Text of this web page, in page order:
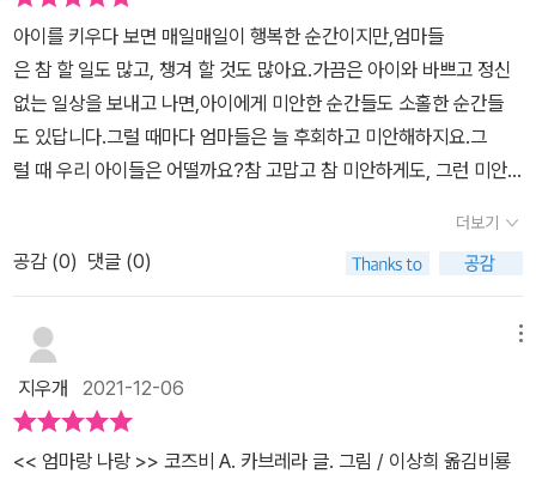
기.''그다음엔 물 마시기!' 내가 말해요.모녀간에 주고받는 첫 대화예
요. 비 온다고 하니 장화와 물웅덩이의 날이라고 대답하는 엄마의 대
답이 인상적이었습니다. 저는 비 온다고 하면 아이랑 우산 준비해야
겠다! 이렇게 이야기했는데, 장화와 물웅덩이의 날이라니! 저도 저렇
게 이야기해 봐야겠단 생각이 들었어요. 비 오는 날이 더 즐겁게 느껴
지는 것 같아서요.난 엄마 의자를 가리켜요.엄마가 싱긋 웃어요.난 엄
마한테 진분홍색 머리핀을 꽂아 줘요. 엄마 원피스와 아주 잘 어울려
요. 엄마는 그 머리핀을 진달래꽃이라고 불러요.엄마가 먼저 딸의 머
차곡차곡 쌓아온 따뜻함이 느껴지는 대목이었어요.구멍은 나뭇가지
가 났던 곳.둥지는 겨울을 나러 간 새들이 살던 곳.어떤 것들은 그냥
떠나지 않아요. 왜일까요?상점은 사람들로 가득 찬 상자예요.준비를
마치고 엄마랑 산책에 나선 아이. 길가의 작은 것들도 허투루 보지 않
아이를 키우다 보면 매일매일이 행복한 순간이지만,엄마들
은 참 할 일도 많고, 챙겨 할 것도 많아요.가끔은 아이와 바쁘고 정신
없는 일상을 보내고 나면,아이에게 미안한 순간들도 소홀한 순간들
도 있답니다.그럴 때마다 엄마들은 늘 후회하고 미안해하지요.그
럴 때 우리 아이들은 어떨까요?참 고맙고 참 미안하게도, 그런 미안
아이에겐 엄마와 함께하는 작은 일상도 행복이거든요. 📖어느 날 아
침잠에서 깬 나는 엄마에게 다가가요.밖에 비가 오네요. '장화랑 물웅
덩이의 날'이에요.물을 마셔요.쟁그랑쟁그랑 소리가 나는 엄마의 컵.
달그락달그락 소리가 나는 내 컵.양치도 해요.엄마는 엄마 칫솔로,나
는 바나나를 얹은 작은 오트밀.엄마는 커다란 빨간 장화,나는 작은 노
란 장화를 신고 우리는 밖으로 나갔답니다. - 책은 어느 비 오는 날
의 하루를 담고 있어요.어찌 보면 매일 비슷하고 평범한 하루이지만,
더보기
공감 (0) 댓글 (0)
지우개 2021-12-06
<< 엄마랑 나랑 >> 코즈비 A. 카브레라 글. 그림 / 이상희 옮김비룡